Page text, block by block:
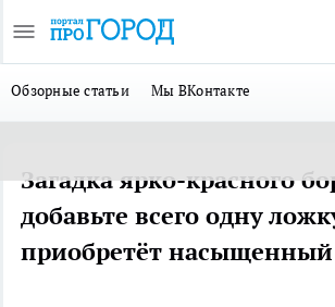
Обзорные статьи Мы ВКонтакте
Загадка ярко-красного
добавьте всего одну
приобретёт